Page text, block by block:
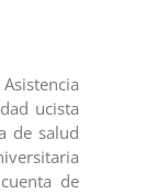
ucista
de salud
de